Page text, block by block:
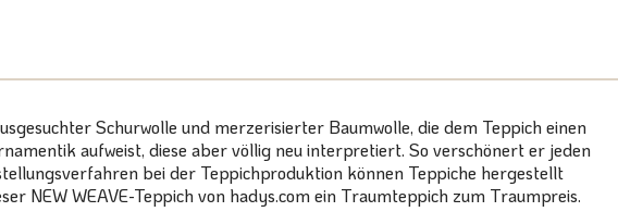
Schurwolle und merzerisierter Baumwolle, die dem Teppich einen
aufweist, diese aber völlig neu interpretiert. So verschönert er jeden
bei der Teppichproduktion können Teppiche hergestellt
NEW WEAVE-Teppich von hadys.com ein Traumteppich zum Traumpreis.